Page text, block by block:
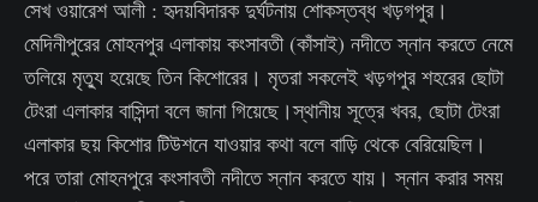
সেখ ওয়ারেশ আলী : হৃদয়বিদারক দুর্ঘটনায় শোকস্তব্ধ খড়গপুর।
মেদিনীপুরের মোহনপুর এলাকায় কংসাবতী (কাঁসাই) নদীতে স্নান করতে নেমে
তলিয়ে মৃত্যু হয়েছে তিন কিশোরের। মৃতরা সকলেই খড়গপুর শহরের ছোটা
টেংরা এলাকার বাসিন্দা বলে জানা গিয়েছে।স্থানীয় সূত্রে খবর, ছোটা টেংরা
এলাকার ছয় কিশোর টিউশনে যাওয়ার কথা বলে বাড়ি থেকে বেরিয়েছিল।
পরে তারা মোহনপুরে কংসাবতী নদীতে স্নান করতে যায়। স্নান করার সময়